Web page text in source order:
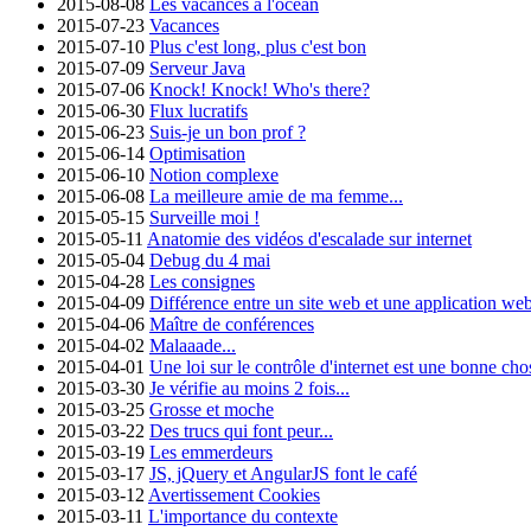
2015-07-23 Vacances
2015-07-10 Plus c'est long, plus c'est bon
2015-07-09 Serveur Java
2015-07-06 Knock! Knock! Who's there?
2015-06-30 Flux lucratifs
2015-06-23 Suis-je un bon prof ?
2015-06-14 Optimisation
2015-06-10 Notion complexe
2015-06-08 La meilleure amie de ma femme...
2015-05-15 Surveille moi !
2015-05-11 Anatomie des vidéos d'escalade sur internet
2015-05-04 Debug du 4 mai
2015-04-28 Les consignes
2015-04-09 Différence entre un site web et une application
2015-04-06 Maître de conférences
2015-04-02 Malaaade...
2015-04-01 Une loi sur le contrôle d'internet est une bonne
2015-03-30 Je vérifie au moins 2 fois...
2015-03-25 Grosse et moche
2015-03-22 Des trucs qui font peur...
2015-03-19 Les emmerdeurs
2015-03-17 JS, jQuery et AngularJS font le café
2015-03-12 Avertissement Cookies
2015-03-11 L'importance du contexte